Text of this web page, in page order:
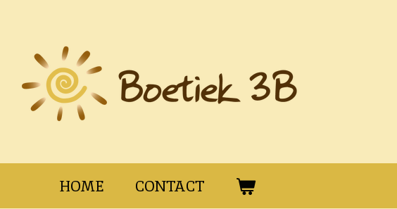
HOME CONTACT